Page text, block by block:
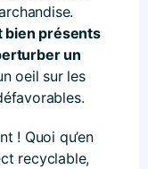
bien présents
un
oeil sur les
! Quoi qu’en
recyclable,